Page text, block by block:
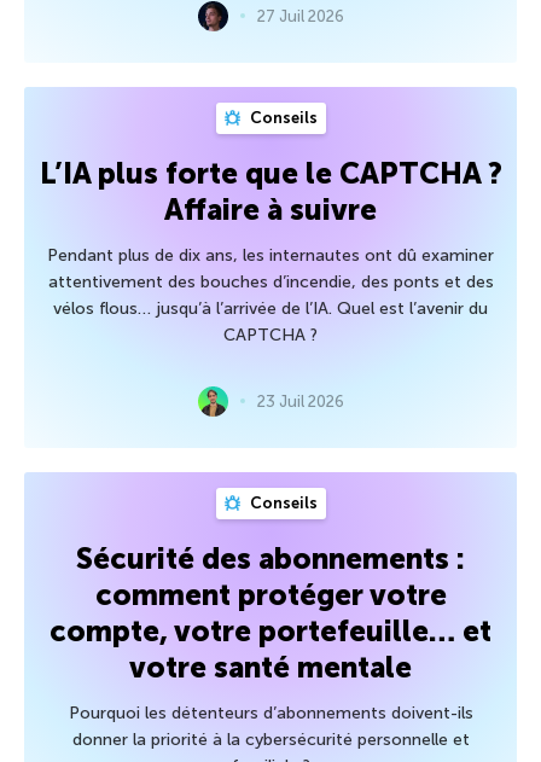
27 Juil 2026
Conseils
L’IA plus forte que le CAPTCHA ?
Affaire à suivre
Pendant plus de dix ans, les internautes ont dû examiner
attentivement des bouches d’incendie, des ponts et des
vélos flous… jusqu’à l’arrivée de l’IA. Quel est l’avenir du
CAPTCHA ?
23 Juil 2026
Conseils
Sécurité des abonnements :
comment protéger votre
compte, votre portefeuille… et
votre santé mentale
Pourquoi les détenteurs d’abonnements doivent-ils
donner la priorité à la cybersécurité personnelle et